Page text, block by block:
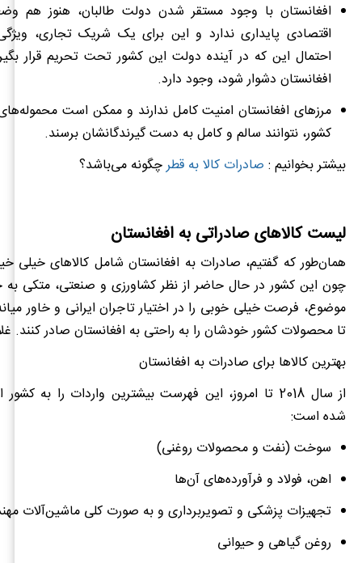
افغانستان با وجود مستقر شدن دولت طالبان، هنوز هم
اقتصادی پایداری ندارد و این برای یک شریک تجاری،
احتمال این که در آینده دولت این کشور تحت تحریم قرار
افغانستان دشوار شود، وجود دارد.
مرزهای افغانستان امنیت کامل ندارند و ممکن است محموله
کشور، نتوانند سالم و کامل به دست گیرندگانشان برسند.
بیشتر بخوانیم : صادرات کالا به قطرچگونه می‌باشد؟
لیست کالاهای صادراتی به افغانستان
همان‌طور که گفتیم، صادرات به افغانستان شامل کالاهای خیلی
چون این کشور در حال حاضر از نظر کشاورزی و صنعتی، متکی
موضوع، فرصت خیلی خوبی را در اختیار تاجران ایرانی و خاور
تا محصولات کشور خودشان را به راحتی به افغانستان صادر کنند.
بهترین کالاها برای صادرات به افغانستان
از سال 2018 تا امروز، این فهرست بیشترین واردات را به
شده است:
سوخت (نفت و محصولات روغنی)
اهن، فولاد و فرآورده‌های آنها
تجهیزات پزشکی و تصویربرداری و به صورت کلی ماشین‌آلات
روغن گیاهی و حیوانی